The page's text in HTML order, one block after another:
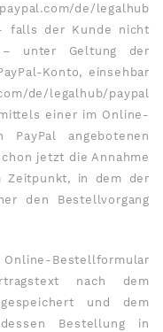
/de /legalhub
falls der Kunde nicht
– unter Geltung der
Konto, einsehbar
/de /legalhub/paypal
einer im Online-
PayPal angebotenen
jetzt die Annahme
Zeitpunkt, in dem der
den Bestellvorgang
Bestellformular
nach dem
und dem
Bestellung in